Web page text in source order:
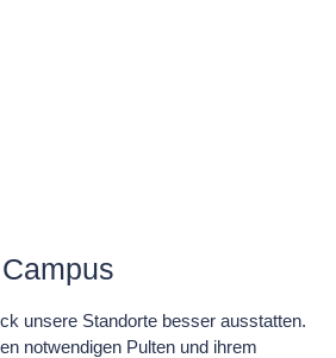
unsere Standorte besser ausstatten.
notwendigen Pulten und ihrem